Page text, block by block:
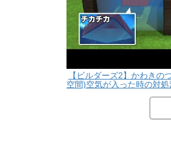
【ビルダーズ2】かわきの
空間)空気が入った時の対